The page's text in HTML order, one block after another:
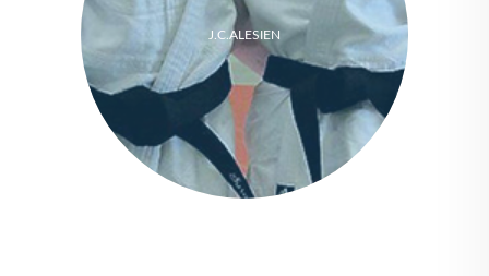
J.C.ALESIEN